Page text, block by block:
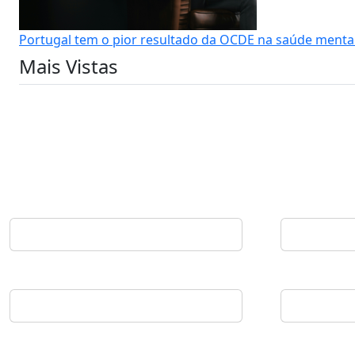
Portugal tem o pior resultado da OCDE na saúde
Mais Vistas